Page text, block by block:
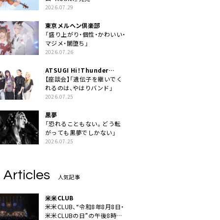
2026.07.29
東京メルヘン倶楽部
「盛り上がり・個性・かわいい・
マジメ・闇堕ち」
2026.07.26
ATSUGI Hi！Thunder
Rock Festival
【座談会】「遺伝子を継いでく
れるのは、やはりバンド」
2026.07.25
黒夢
「恐れることもない。どう転
がっても黒夢でしかない」
2026.07.25
Articles 人気記事
米米CLUB
米米CLUB、“令和8年8月8日・
米米CLUBの日”の午後8時に